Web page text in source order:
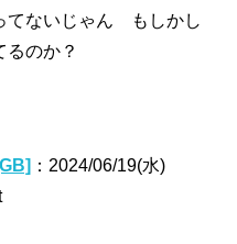
てないじゃん もしかし
のか？
：2024/06/19(水)